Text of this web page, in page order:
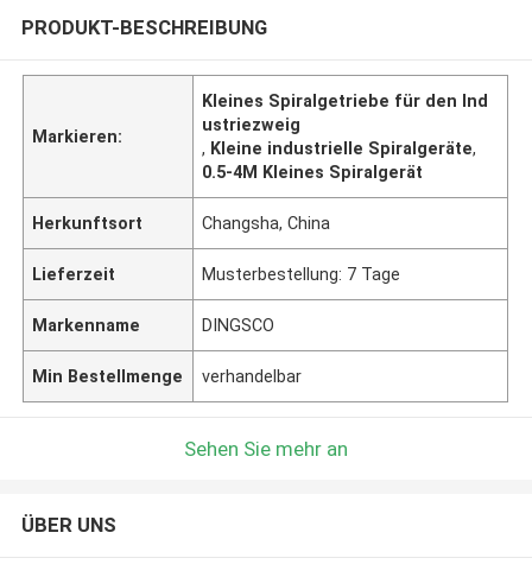
PRODUKT-BESCHREIBUNG
Markieren:
Kleines Spiralgetriebe für den Ind
ustriezweig
, Kleine industrielle Spiralgeräte,
0.5-4M Kleines Spiralgerät
Herkunftsort Changsha, China
Lieferzeit Musterbestellung: 7 Tage
Markenname DINGSCO
Min Bestellmenge verhandelbar
Sehen Sie mehr an
ÜBER UNS